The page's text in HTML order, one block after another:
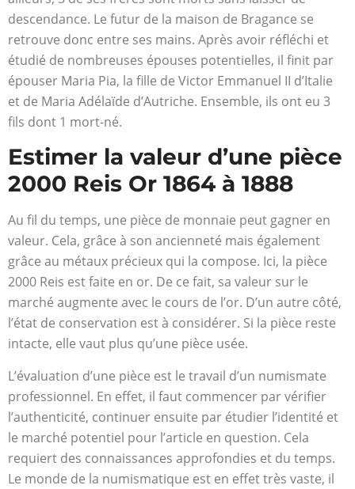
descendance. Le futur de la maison de Bragance se
retrouve donc entre ses mains. Après avoir réfléchi et
étudié de nombreuses épouses potentielles, il finit par
épouser Maria Pia, la fille de Victor Emmanuel II d’Italie
et de Maria Adélaïde d’Autriche. Ensemble, ils ont eu 3
fils dont 1 mort-né.
Estimer la valeur d’une pièce
2000 Reis Or 1864 à 1888
Au fil du temps, une pièce de monnaie peut gagner en
valeur. Cela, grâce à son ancienneté mais également
grâce au métaux précieux qui la compose. Ici, la pièce
2000 Reis est faite en or. De ce fait, sa valeur sur le
marché augmente avec le cours de l’or. D’un autre côté,
l’état de conservation est à considérer. Si la pièce reste
intacte, elle vaut plus qu’une pièce usée.
L’évaluation d’une pièce est le travail d’un numismate
professionnel. En effet, il faut commencer par vérifier
l’authenticité, continuer ensuite par étudier l’identité et
le marché potentiel pour l’article en question. Cela
requiert des connaissances approfondies et du temps.
Le monde de la numismatique est en effet très vaste, il